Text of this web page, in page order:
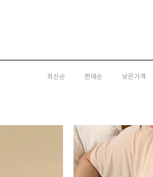
최신순 판매순 낮은가격